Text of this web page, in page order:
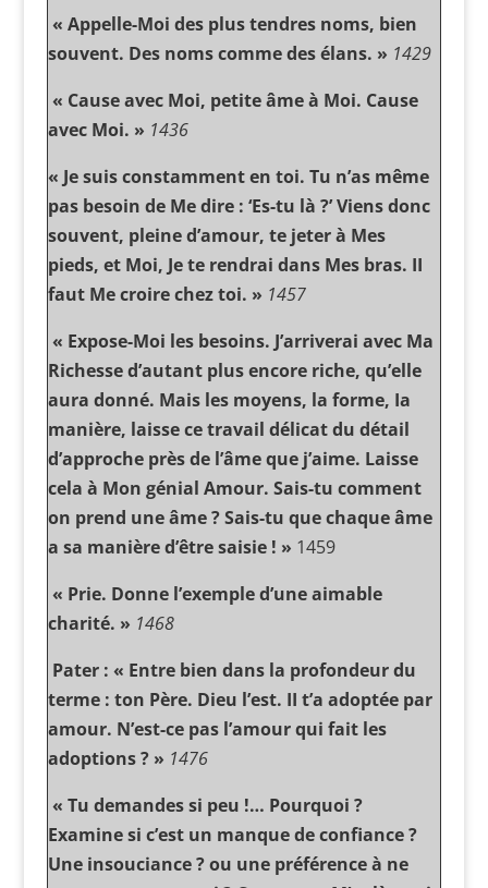
« Appelle-Moi des plus tendres noms, bien
souvent. Des noms comme des élans. » 1429
« Cause avec Moi, petite âme à Moi. Cause
avec Moi. » 1436
« Je suis constamment en toi. Tu n’as même
pas besoin de Me dire : ‘Es-tu là ?’ Viens donc
souvent, pleine d’amour, te jeter à Mes
pieds, et Moi, Je te rendrai dans Mes bras. II
faut Me croire chez toi. » 1457
« Expose-Moi les besoins. J’arriverai avec Ma
Richesse d’autant plus encore riche, qu’elle
aura donné. Mais les moyens, la forme, Ia
manière, laisse ce travail délicat du détail
d’approche près de l’âme que j’aime. Laisse
cela à Mon génial Amour. Sais-tu comment
on prend une âme ? Sais-tu que chaque âme
a sa manière d’être saisie ! » 1459
« Prie. Donne l’exemple d’une aimable
charité. » 1468
Pater : « Entre bien dans la profondeur du
terme : ton Père. Dieu l’est. II t’a adoptée par
amour. N’est-ce pas l’amour qui fait les
adoptions ? » 1476
« Tu demandes si peu !… Pourquoi ?
Examine si c’est un manque de confiance ?
Une insouciance ? ou une préférence à ne